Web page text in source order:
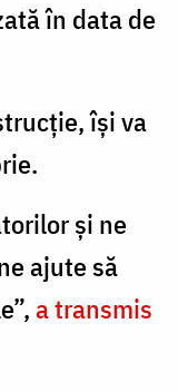
în data de
îşi va
şi ne
ajute să
a transmis